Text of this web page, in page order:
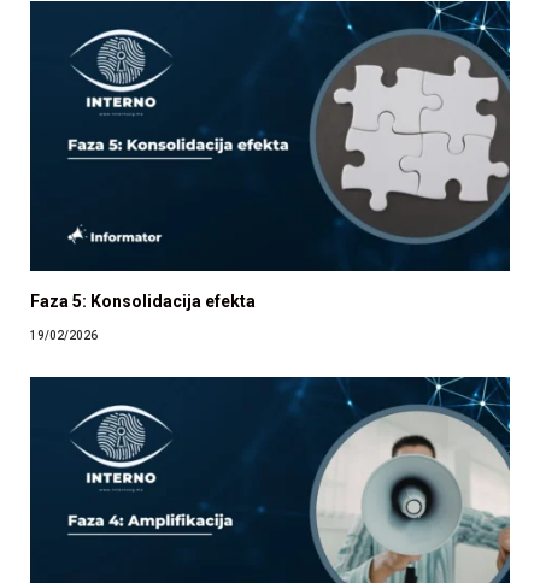
Faza 5: Konsolidacija efekta
19/02/2026